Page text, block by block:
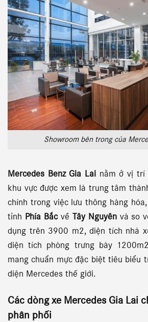
Showroom bên trong của
Mercedes Benz Gia Lai nằm ở vị trí
khu vực được xem là trung tâm
chính trong việc lưu thông hàng
tỉnh Phía Bắcvề Tây Nguyênvà so
dụng trên 3900 m2, diện tích nhà
diện tích phòng trưng bày
mang chuẩn mực đặc biệt tiêu biểu
diện Mercedes thế giới.
Các dòng xe Mercedes Gia Lai
phân phối